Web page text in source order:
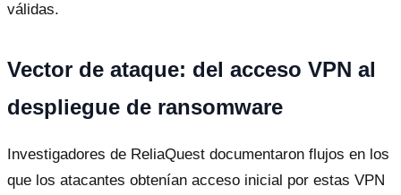
válidas.
Vector de ataque: del acceso VPN al
despliegue de ransomware
Investigadores de ReliaQuest documentaron flujos en los
que los atacantes obtenían acceso inicial por estas VPN